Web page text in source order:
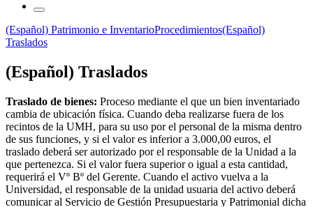
(Español) Patrimonio e InventarioProcedimientos(Español)
Traslados
(Español) Traslados
Traslado de bienes: Proceso mediante el que un bien inventariado
cambia de ubicación física. Cuando deba realizarse fuera de los
recintos de la UMH, para su uso por el personal de la misma dentro
de sus funciones, y si el valor es inferior a 3.000,00 euros, el
traslado deberá ser autorizado por el responsable de la Unidad a la
que pertenezca. Si el valor fuera superior o igual a esta cantidad,
requerirá el Vº Bº del Gerente. Cuando el activo vuelva a la
Universidad, el responsable de la unidad usuaria del activo deberá
comunicar al Servicio de Gestión Presupuestaria y Patrimonial dicha